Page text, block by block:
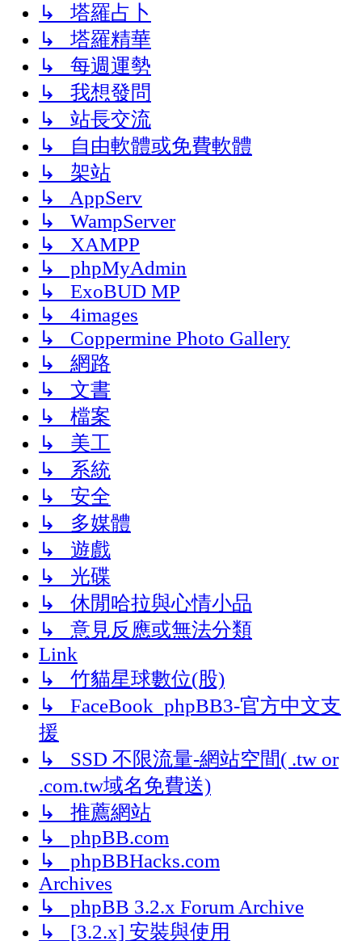
↳ 塔羅占卜
↳ 塔羅精華
↳ 每週運勢
↳ 我想發問
↳ 站長交流
↳ 自由軟體或免費軟體
↳ 架站
↳ AppServ
↳ WampServer
↳ XAMPP
↳ phpMyAdmin
↳ ExoBUD MP
↳ 4images
↳ Coppermine Photo Gallery
↳ 網路
↳ 文書
↳ 檔案
↳ 美工
↳ 系統
↳ 安全
↳ 多媒體
↳ 遊戲
↳ 光碟
↳ 休閒哈拉與心情小品
↳ 意見反應或無法分類
Link
↳ 竹貓星球數位(股)
↳ FaceBook_phpBB3-官方中文支
援
↳ SSD 不限流量-網站空間( .tw or
.com.tw域名免費送)
↳ 推薦網站
↳ phpBB.com
↳ phpBBHacks.com
Archives
↳ phpBB 3.2.x Forum Archive
↳ [3.2.x] 安裝與使用